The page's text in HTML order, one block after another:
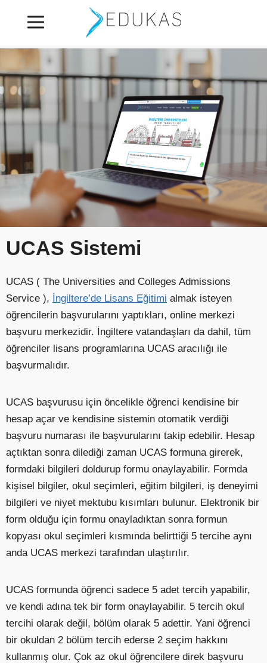
UCAS Sistemi
UCAS ( The Universities and Colleges Admissions
Service ), İngiltere’de Lisans Eğitimi almak isteyen
öğrencilerin başvurularını yaptıkları, online merkezi
başvuru merkezidir. İngiltere vatandaşları da dahil, tüm
öğrenciler lisans programlarına UCAS aracılığı ile
başvurmalıdır.
UCAS başvurusu için öncelikle öğrenci kendisine bir
hesap açar ve kendisine sistemin otomatik verdiği
başvuru numarası ile başvurularını takip edebilir. Hesap
açtıktan sonra dilediği zaman UCAS formuna girerek,
formdaki bilgileri doldurup formu onaylayabilir. Formda
kişisel bilgiler, okul seçimleri, eğitim bilgileri, iş deneyimi
bilgileri ve niyet mektubu kısımları bulunur. Elektronik bir
form olduğu için formu onayladıktan sonra formun
kopyası okul seçimleri kısmında belirttiği 5 tercihe aynı
anda UCAS merkezi tarafından ulaştırılır.
UCAS formunda öğrenci sadece 5 adet tercih yapabilir,
ve kendi adına tek bir form onaylayabilir. 5 tercih okul
tercihi olarak değil, bölüm olarak 5 adettir. Yani öğrenci
bir okuldan 2 bölüm tercih ederse 2 seçim hakkını
kullanmış olur. Çok az okul öğrencilere direk başvuru